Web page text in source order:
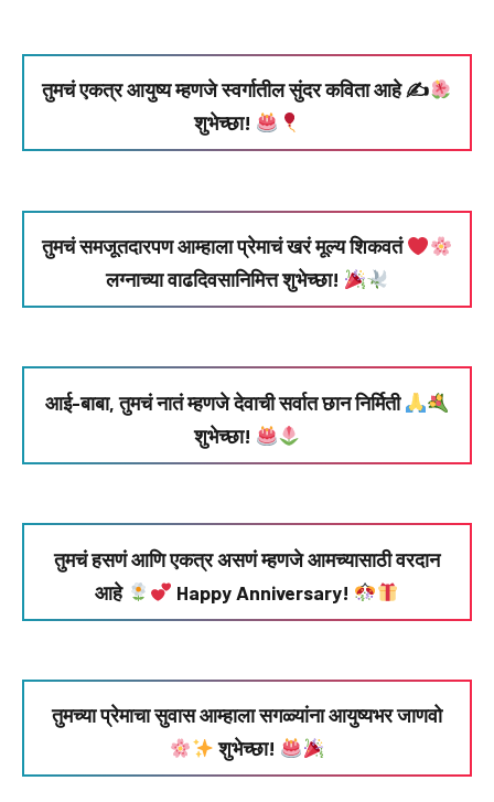
तुमचं एकत्र आयुष्य म्हणजे स्वर्गातील सुंदर कविता आहे ✍
शुभेच्छा!
तुमचं समजूतदारपण आम्हाला प्रेमाचं खरं मूल्य शिकवतं
लग्नाच्या वाढदिवसानिमित्त शुभेच्छा!
आई-बाबा, तुमचं नातं म्हणजे देवाची सर्वात छान निर्मिती
शुभेच्छा!
तुमचं हसणं आणि एकत्र असणं म्हणजे आमच्यासाठी वरदान
आहे
Happy Anniversary!
तुमच्या प्रेमाचा सुवास आम्हाला सगळ्यांना आयुष्यभर जाणवो
शुभेच्छा!